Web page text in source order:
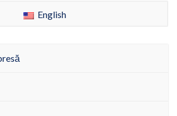
English